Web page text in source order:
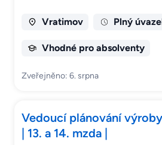
Vratimov Plný
Vhodné pro absolventy
Zveřejněno: 6. srpna
Vedoucí plánování
| 13. a 14. mzda |